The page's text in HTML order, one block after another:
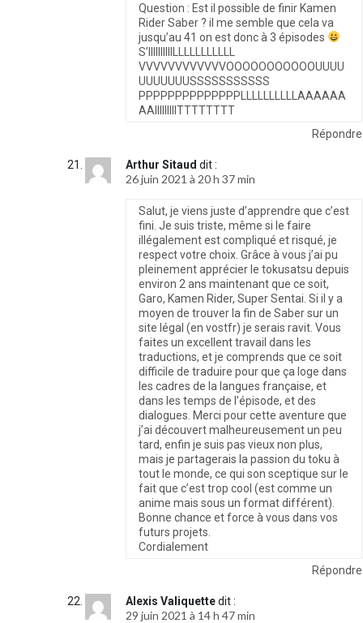
Question : Est il possible de finir Kamen
Rider Saber ? il me semble que cela va
jusqu’au 41 on est donc à 3 épisodes
S’IIIIIIIIIILLLLLLLLLLL
VVVVVVVVVVVVOOOOOOOOOOOUUUU
UUUUUUUSSSSSSSSSSS
PPPPPPPPPPPPPPLLLLLLLLLLAAAAAA
AAIIIIIIIIITTTTTTTT
Répondre
Arthur Sitaud dit :
26 juin 2021 à 20 h 37 min
Salut, je viens juste d’apprendre que c’est
fini. Je suis triste, même si le faire
illégalement est compliqué et risqué, je
respect votre choix. Grâce à vous j’ai pu
pleinement apprécier le tokusatsu depuis
environ 2 ans maintenant que ce soit,
Garo, Kamen Rider, Super Sentai. Si il y a
moyen de trouver la fin de Saber sur un
site légal (en vostfr) je serais ravit. Vous
faites un excellent travail dans les
traductions, et je comprends que ce soit
difficile de traduire pour que ça loge dans
les cadres de la langues française, et
dans les temps de l’épisode, et des
dialogues. Merci pour cette aventure que
j’ai découvert malheureusement un peu
tard, enfin je suis pas vieux non plus,
mais je partagerais la passion du toku à
tout le monde, ce qui son sceptique sur le
fait que c’est trop cool (est comme un
anime mais sous un format différent).
Bonne chance et force à vous dans vos
futurs projets.
Cordialement
Répondre
Alexis Valiquette dit :
29 juin 2021 à 14 h 47 min